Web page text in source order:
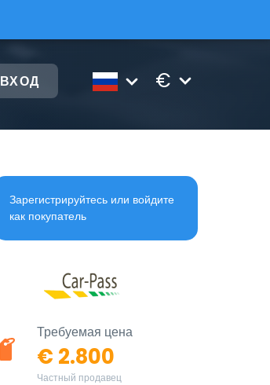
ВХОД €
Зарегистрируйтесь или войдите
как покупатель
Требуемая цена
€ 2.800
Частный продавец